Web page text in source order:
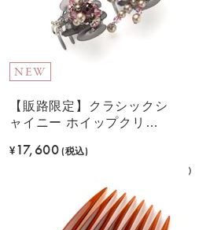
NEW
【販路限定】クラシックシ
ャイニー ホイップクリッ
¥ 17,600(税込)